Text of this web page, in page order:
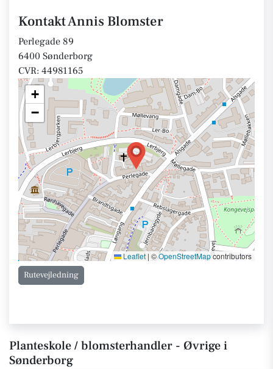
Kontakt Annis Blomster
Perlegade 89
6400 Sønderborg
CVR: 44981165
+
−
Leaflet | ©OpenStreetMapcontributors
Rutevejledning
Planteskole / blomsterhandler - Øvrige i
Sønderborg